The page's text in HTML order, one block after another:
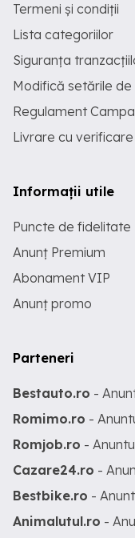
Termeni și condiții
Lista categoriilor
Siguranța
Modifică setările
Regulament
Livrare cu
Informații utile
Puncte de fidelitate
Anunț Premium
Abonament VIP
Anunț promo
Parteneri
Bestauto.ro -
Romimo.ro -
Romjob.ro -
Cazare24.ro -
Bestbike.ro -
Animalutul.ro -